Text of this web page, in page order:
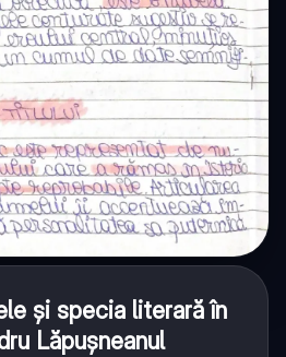
și specia literară în
Lăpușneanul